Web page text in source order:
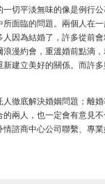
切平淡無味的像是例行
面臨的問題。兩個人在
因為結婚了，許多從前
漫約會，重溫婚前點滴
建立美好的關係。而許
徹底解決婚姻問題；離
兩人，也一定會有意見
諮商中心公司聯繫、專